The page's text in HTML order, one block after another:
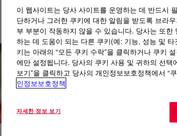
기술적인 내용 샘플 옵션
이 웹사이트는 당사 사이트를 운영하는 데 반드시
단하거나 그러한 쿠키에 대한 알림을 받도록 브라
부 부분이 작동하지 않을 수 있습니다. 당사는 또
하는 데 도움이 되는 다른 쿠키(예: 기능, 성능 및
키는 아래의 “모든 쿠키 수락”을 클릭하거나 쿠키
에만 설정됩니다. 당사의 쿠키 사용 및 귀하의 선택
보기”을 클릭하고 당사의 개인정보보호정책에서 “
인정보보호정책
자세한 정보 보기